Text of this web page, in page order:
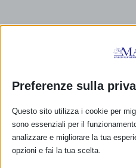
Non ci sono eventi
TUTTI
Preferenze sulla
Questo sito utilizza i cookie per
sono essenziali per il
analizzare e migliorare la tua
opzioni e fai la tua scelta.